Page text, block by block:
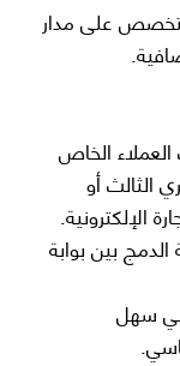
على مدار
الخاص
الثالث أو
الإلكترونية.
بين بوابة
سهل